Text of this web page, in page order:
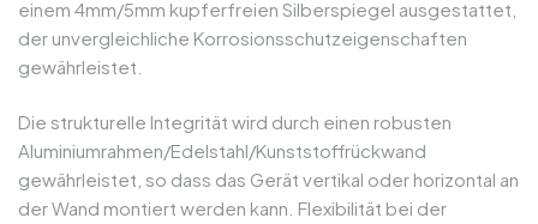
einem 4mm/5mm kupferfreien Silberspiegel ausgestattet,
der unvergleichliche Korrosionsschutzeigenschaften
gewährleistet.
Die strukturelle Integrität wird durch einen robusten
Aluminiumrahmen/Edelstahl/Kunststoffrückwand
gewährleistet, so dass das Gerät vertikal oder horizontal an
der Wand montiert werden kann. Flexibilität bei der